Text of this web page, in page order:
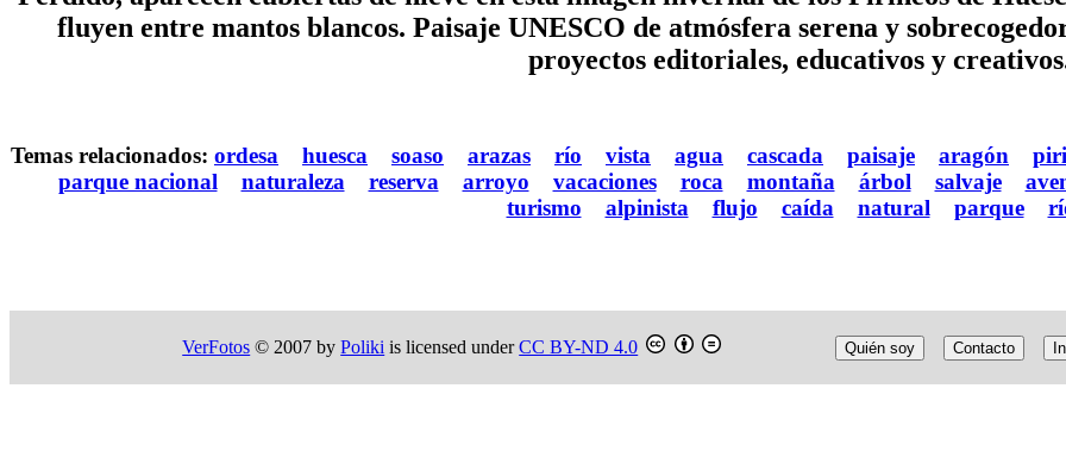
fluyen entre mantos blancos. Paisaje UNESCO de atmósfera serena y
proyectos editoriales, educativos y
Temas relacionados: ordesa huesca soaso arazas río vista agua cascada paisaje aragón
parque nacional
naturaleza reserva arroyo vacaciones roca montaña árbol salvaje
turismo
alpinista flujo caída natural parque
VerFotos © 2007 byPoliki is licensed underCC BY-ND 4.0 Quién soy Contacto